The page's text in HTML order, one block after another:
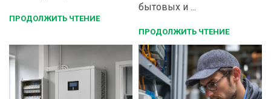
ПРОДОЛЖИТЬ ЧТЕНИЕ
бытовых и ...
ПРОДОЛЖИТЬ ЧТЕНИЕ